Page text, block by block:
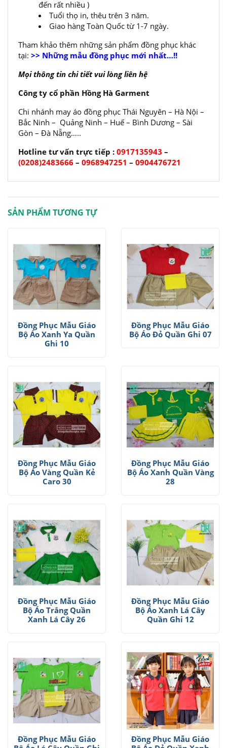
đến rất nhiều )
Tuổi thọ in, thêu trên 3 năm.
Giao hàng Toàn Quốc từ 1-7 ngày.
Tham khảo thêm những sản phẩm đồng phục khác
tại: >> Những mẫu đồng phục mới nhất…!!
Mọi thông tin chi tiết vui lòng liên hệ
Công ty cổ phần Hồng Hà Garment
Chi nhánh may áo đồng phục Thái Nguyên – Hà Nội –
Bắc Ninh – Quảng Ninh – Huế – Bình Dương – Sài
Gòn – Đà Nẵng…..
Hotline tư vấn trực tiếp : 0917135943 –
(0208)2483666 – 0968947251 – 0904476721
SẢN PHẨM TƯƠNG TỰ
Đồng Phục Mẫu Giáo
Bộ Áo Xanh Ya Quần
Ghi 10
Đồng Phục Mẫu Giáo
Bộ Áo Đỏ Quần Ghi 07
Đồng Phục Mẫu Giáo
Bộ Áo Vàng Quần Kẻ
Caro 30
Đồng Phục Mẫu Giáo
Bộ Áo Xanh Quần Vàng
28
Đồng Phục Mẫu Giáo
Bộ Áo Trắng Quần
Xanh Lá Cây 26
Đồng Phục Mẫu Giáo
Bộ Áo Xanh Lá Cây
Quần Ghi 12
Đồng Phục Mẫu Giáo
Đồng Phục Mẫu Giáo